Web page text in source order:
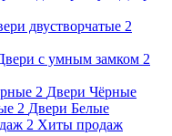
Двери Чёрные
Двери Белые
Хиты продаж